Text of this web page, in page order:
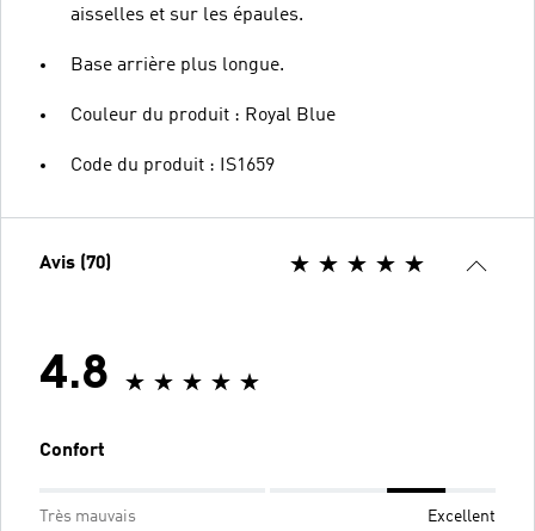
aisselles et sur les épaules.
Base arrière plus longue.
Couleur du produit : Royal Blue
Code du produit : IS1659
Avis (70)
4.8
Confort
Très mauvais Excellent